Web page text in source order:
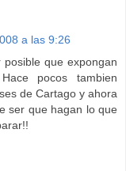
a las 9:26
que expongan
pocos tambien
de Cartago y ahora
ser que hagan lo que